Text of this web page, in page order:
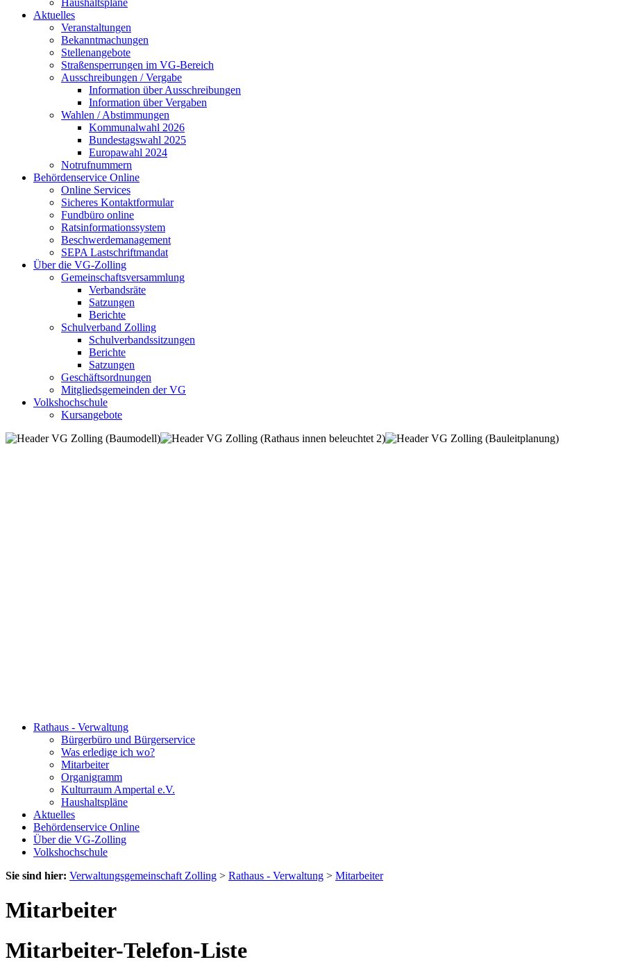
Haushaltspläne
Aktuelles
Veranstaltungen
Bekanntmachungen
Stellenangebote
Straßensperrungen im VG-Bereich
Ausschreibungen / Vergabe
Information über Ausschreibungen
Information über Vergaben
Wahlen / Abstimmungen
Kommunalwahl 2026
Bundestagswahl 2025
Europawahl 2024
Notrufnummern
Behördenservice Online
Online Services
Sicheres Kontaktformular
Fundbüro online
Ratsinformationssystem
Beschwerdemanagement
SEPA Lastschriftmandat
Über die VG-Zolling
Gemeinschaftsversammlung
Verbandsräte
Satzungen
Berichte
Schulverband Zolling
Schulverbandssitzungen
Berichte
Satzungen
Geschäftsordnungen
Mitgliedsgemeinden der VG
Volkshochschule
Kursangebote
Rathaus - Verwaltung
Bürgerbüro und Bürgerservice
Was erledige ich wo?
Mitarbeiter
Organigramm
Kulturraum Ampertal e.V.
Haushaltspläne
Aktuelles
Behördenservice Online
Über die VG-Zolling
Volkshochschule
Sie sind hier: Verwaltungsgemeinschaft Zolling > Rathaus - Verwaltung > Mitarbeiter
Mitarbeiter
Mitarbeiter-Telefon-Liste